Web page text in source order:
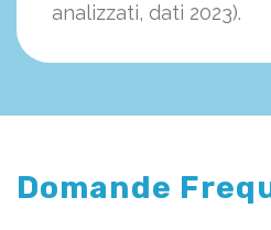
analizzati, dati 2023).
Domande